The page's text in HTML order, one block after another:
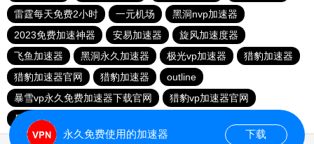
雷霆每天免费2小时
一元机场
黑洞nvp加速器
2023免费加速神器
安易加速器
旋风加速度器
飞鱼加速器
黑洞永久加速器 极光vp加速器
猎豹加速器
猎豹加速器官网
猎豹加速器
outline
暴雪vp永久免费加速器下载官网
猎豹vp加速器官网
暴雪vp永久免费加速器下载官网
永久免费使用的加速器 下载